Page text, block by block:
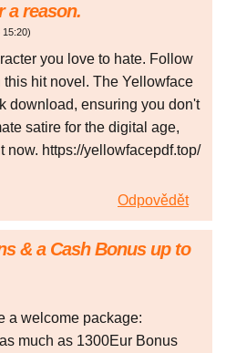
a reason.
15:20)
you love to hate. Follow
hit novel. The Yellowface
download, ensuring you don't
satire for the digital age,
now. https://yellowfacepdf.top/
Odpovědět
& a Саsh Воnus up to
a welсоme раckage:
much as 1300Еur Воnus